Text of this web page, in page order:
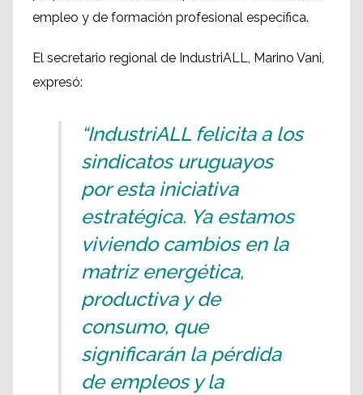
empleo y de formación profesional específica.
El secretario regional de IndustriALL, Marino Vani,
expresó:
“IndustriALL felicita a los
sindicatos uruguayos
por esta iniciativa
estratégica. Ya estamos
viviendo cambios en la
matriz energética,
productiva y de
consumo, que
significarán la pérdida
de empleos y la